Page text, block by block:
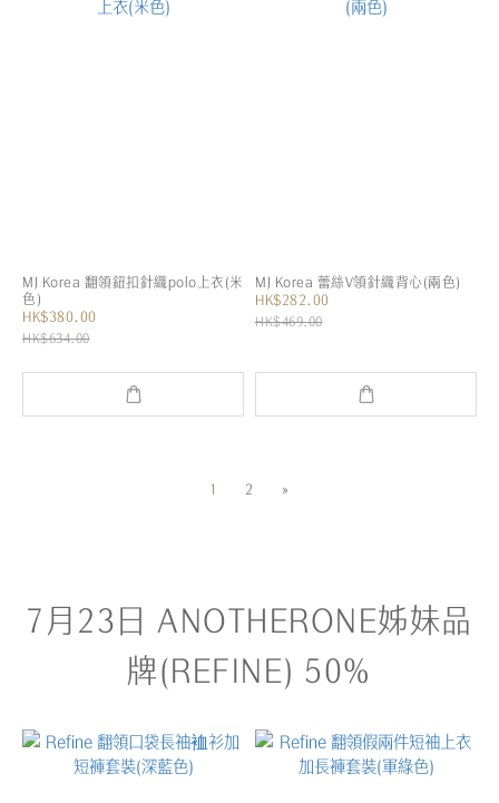
MJ Korea 翻領鈕扣針織polo上衣(米
色)
HK$380.00
HK$634.00
MJ Korea 蕾絲V領針織背心(兩色)
HK$282.00
HK$469.00
1 2 »
7月23日 ANOTHERONE姊妹品
牌(REFINE) 50%